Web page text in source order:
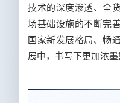
技术的深度渗透、全
场基础设施的不断完
国家新发展格局、畅
展中，书写下更加浓墨